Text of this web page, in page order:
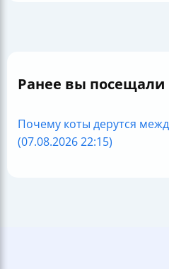
Ранее вы посещали
Почему коты дерутся
(07.08.2026 22:15)